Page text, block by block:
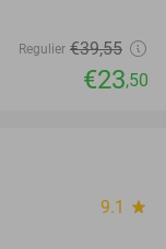
Regulier €39,55
€23,50
9.1 star